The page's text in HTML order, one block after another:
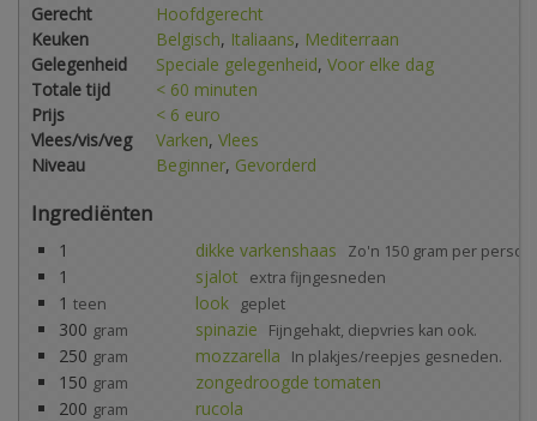
Gerecht
Hoofdgerecht
Keuken
Belgisch, Italiaans, Mediterraan
Gelegenheid
Speciale gelegenheid, Voor elke dag
Totale tijd
< 60 minuten
Prijs
< 6 euro
Vlees/vis/veg
Varken, Vlees
Niveau
Beginner, Gevorderd
Ingrediënten
1 dikke varkenshaas Zo'n 150 gram per
1 sjalot extra fijngesneden
1 teen look geplet
300 gram spinazie Fijngehakt, diepvries kan ook.
250 gram mozzarella In plakjes/reepjes gesneden.
150 gram
zongedroogde tomaten
200 gram
rucola